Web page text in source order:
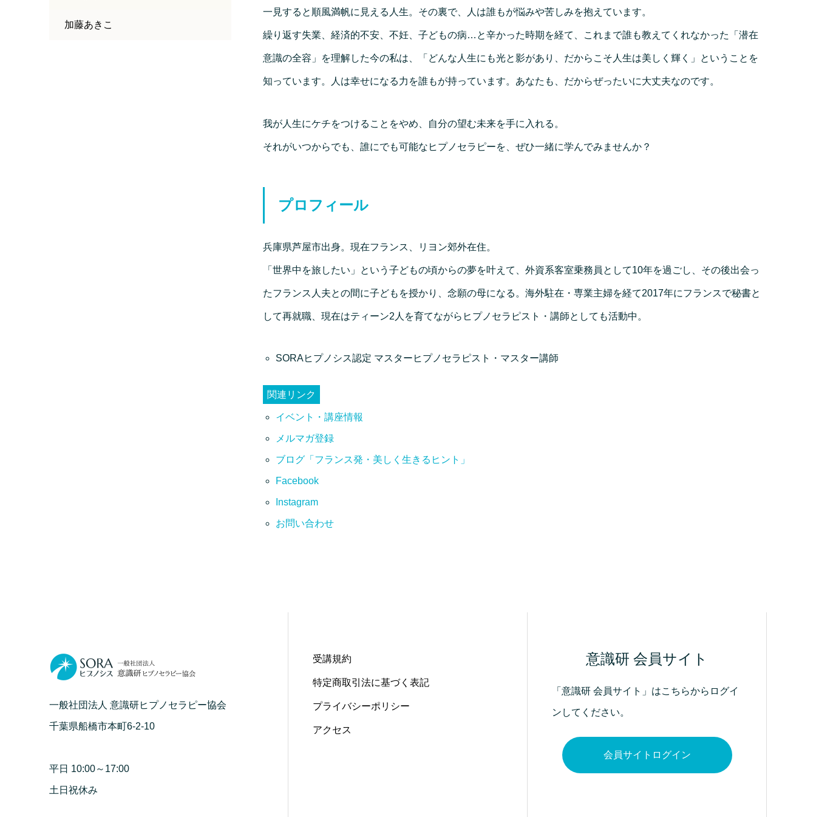
一見すると順風満帆に見える人生。その裏で、人は誰もが悩みや苦しみを抱えています。
繰り返す失業、経済的不安、不妊、子どもの病…と辛かった時期を経て、これまで誰も教えてくれなかった「潜在
意識の全容」を理解した今の私は、「どんな人生にも光と影があり、だからこそ人生は美しく輝く」ということを
知っています。人は幸せになる力を誰もが持っています。あなたも、だからぜったいに大丈夫なのです。
我が人生にケチをつけることをやめ、自分の望む未来を手に入れる。
それがいつからでも、誰にでも可能なヒプノセラピーを、ぜひ一緒に学んでみませんか？
プロフィール
兵庫県芦屋市出身。現在フランス、リヨン郊外在住。
「世界中を旅したい」という子どもの頃からの夢を叶えて、外資系客室乗務員として10年を過ごし、その後出会っ
たフランス人夫との間に子どもを授かり、念願の母になる。海外駐在・専業主婦を経て2017年にフランスで秘書と
して再就職、現在はティーン2人を育てながらヒプノセラピスト・講師としても活動中。
SORAヒプノシス認定 マスターヒプノセラピスト・マスター講師
関連リンク
イベント・講座情報
メルマガ登録
ブログ「フランス発・美しく生きるヒント」
Facebook
Instagram
お問い合わせ
加藤あきこ
一般社団法人 意識研ヒプノセラピー協会
千葉県船橋市本町6-2-10
平日 10:00～17:00
土日祝休み
受講規約
特定商取引法に基づく表記
プライバシーポリシー
アクセス
意識研 会員サイト
「意識研 会員サイト」はこちらからログイ
ンしてください。
会員サイトログイン